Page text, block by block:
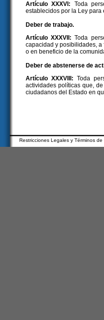
Artículo XXXVI: Toda
establecidos por la Ley
Deber de trabajo.
Artículo XXXVII:Toda
capacidad y posibilidades,
o en beneficio de la
Deber de abstenerse de
Artículo XXXVIII: Toda
actividades políticas que,
ciudadanos del Estado en
Restricciones Legales y Términos de